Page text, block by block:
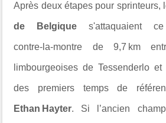
Après deux étapes pour sprinteurs,
de Belgique s'attaquaient
contre‑la‑montre de 9,7 km
limbourgeoises de Tessenderlo
des premiers temps de
Ethan Hayter. Si l’ancien